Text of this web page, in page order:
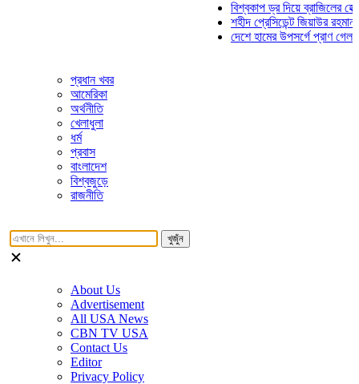
বিশ্বকাপ ড্র দিয়ে ব্রাজিলের হেক্সা
শহীদ প্রেসিডেন্ট জিয়াউর রহমান
দেশে হামের উপসর্গে প্রাণ গেল আরও
প্রধান খবর
আমেরিকা
অর্থনীতি
খেলাধুলা
ধর্ম
প্রবাস
বাংলাদেশ
বিশ্বজুড়ে
রাজনীতি
খুজুঁন
About Us
Advertisement
All USA News
CBN TV USA
Contact Us
Editor
Privacy Policy